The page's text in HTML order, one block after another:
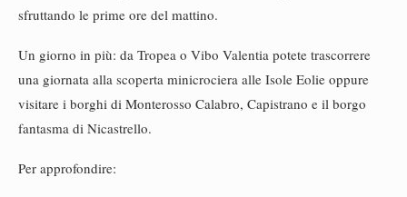
sfruttando le prime ore del mattino.
Un giorno in più: da Tropea o Vibo Valentia potete trascorrere
una giornata alla scoperta minicrociera alle Isole Eolie oppure
visitare i borghi di Monterosso Calabro, Capistrano e il borgo
fantasma di Nicastrello.
Per approfondire: